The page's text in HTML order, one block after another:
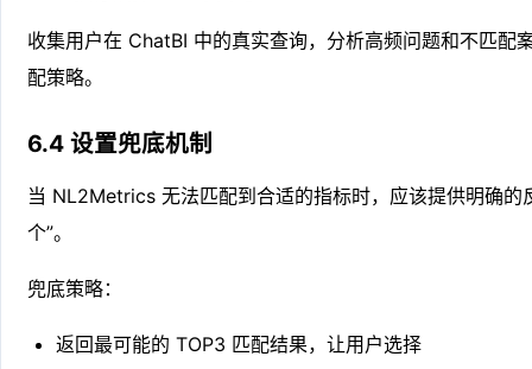
收集用户在 ChatBI 中的真实查询，分析高频问题和不匹配
配策略。
6.4 设置兜底机制
当 NL2Metrics 无法匹配到合适的指标时，应该提供明确的
个”。
兜底策略：
返回最可能的 TOP3 匹配结果，让用户选择